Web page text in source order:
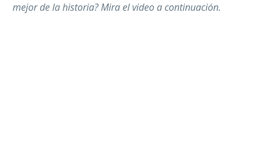
mejor de la historia? Mira el video a continuación.